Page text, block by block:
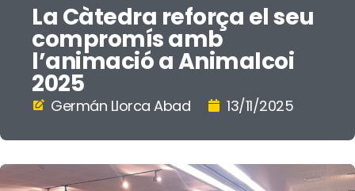
La Càtedra reforça el seu
compromís amb
l’animació a Animalcoi
2025
Germán Llorca Abad 13/11/2025